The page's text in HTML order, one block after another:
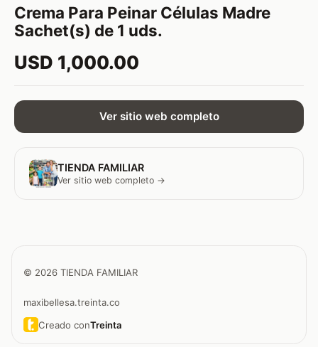
Crema Para Peinar Células Madre
Sachet(s) de 1 uds.
USD 1,000.00
Ver sitio web completo
TIENDA FAMILIAR
Ver sitio web completo →
© 2026 TIENDA FAMILIAR
maxibellesa.treinta.co
Creado conTreinta